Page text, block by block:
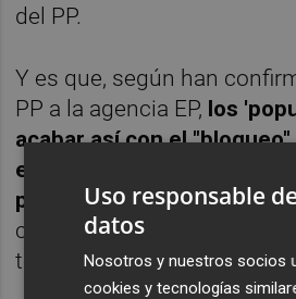
del PP.
Y es que, según han
PP a la agencia EP, los
acabar así con el
encuentra la Región de
pasado 28 de mayo,
ciudadanos que tengan
tercera vez en menos de
Uso responsable
datos
Nosotros y nuestros socios
cookies y tecnologías